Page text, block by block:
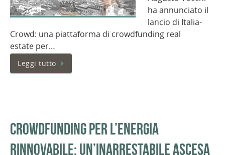
ha annunciato il
lancio di Italia-
Crowd: una piattaforma di crowdfunding real
estate per…
Leggi tutto
Crowdfunding per l’energia
rinnovabile: un’inarrestabile ascesa